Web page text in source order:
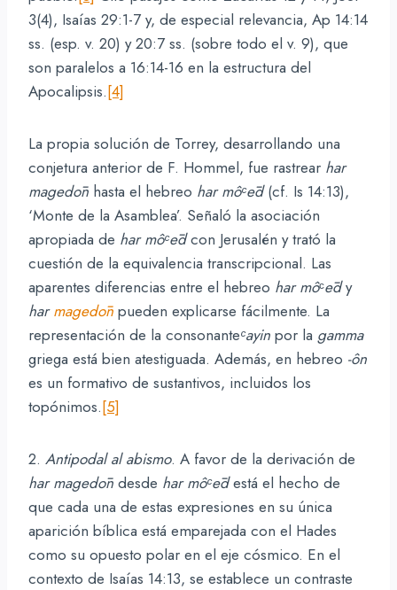
3(4), Isaías 29:1-7 y, de especial relevancia, Ap 14:14
ss. (esp. v. 20) y 20:7 ss. (sobre todo el v. 9), que
son paralelos a 16:14-16 en la estructura del
Apocalipsis.[4]
La propia solución de Torrey, desarrollando una
conjetura anterior de F. Hommel, fue rastrear har
magedōn hasta el hebreo har môᶜēd(cf. Is 14:13),
‘Monte de la Asamblea’. Señaló la asociación
apropiada de har môᶜēdcon Jerusalén y trató la
cuestión de la equivalencia transcripcional. Las
aparentes diferencias entre el hebreo har môᶜēdy
harmagedōn pueden explicarse fácilmente. La
representación de la consonanteᶜayin por la gamma
griega está bien atestiguada. Además, en hebreo -ôn
es un formativo de sustantivos, incluidos los
topónimos.[5]
2. Antipodal al abismo. A favor de la derivación de
har magedōn desde har môᶜēdestá el hecho de
que cada una de estas expresiones en su única
aparición bíblica está emparejada con el Hades
como su opuesto polar en el eje cósmico. En el
contexto de Isaías 14:13, se establece un contraste